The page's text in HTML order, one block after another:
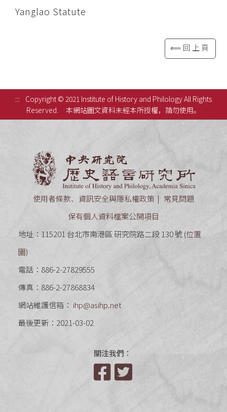
Yanglao Statute
⟸回上頁
:::
Copyright © 2021 Institute of History and Philology All Rights
Reserved.
本網站圖文資料未經本所授權，請勿使用。
使用者條款、資訊安全與隱私權政策
常見問題
保有個人資料檔案公開項目
地址：115201 台北市南港區 研究院路二段 130 號 (位置
圖)
電話：886-2-27829555
傳真：886-2-27868834
網站維護信箱： ihp@asihp.net
最後更新：2021-03-02
關注我們：
Facebook